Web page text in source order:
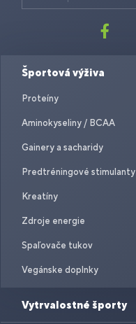
Športová výživa
Proteíny
Aminokyseliny / BCAA
Gainery a sacharidy
Predtréningové stimulanty
Kreatíny
Zdroje energie
Spaľovače tukov
Vegánske doplnky
Vytrvalostné športy